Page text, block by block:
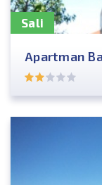
Sali
Apartman